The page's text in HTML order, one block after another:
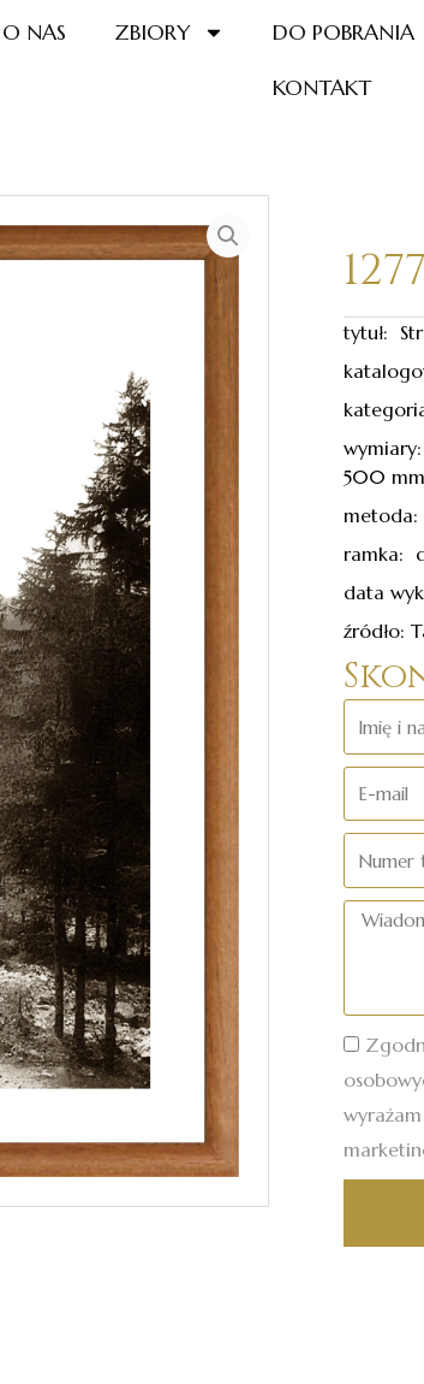
O NAS ZBIORY DO POBRANIA
KONTAKT
tytuł:
500 mm
metoda:
ramka:
data
źródło:
Imię
i
nazwisko
E-
mail
Numer
telefonu